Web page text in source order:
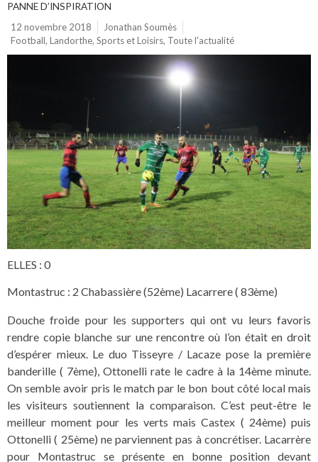
PANNE D’INSPIRATION
12 novembre 2018
Jonathan Soumès
Football, Landorthe, Sports et Loisirs, Toute l'actualité
ELLES : 0
Montastruc : 2 Chabassière (52ème) Lacarrere ( 83ème)
Douche froide pour les supporters qui ont vu leurs favoris
rendre copie blanche sur une rencontre où l’on était en droit
d’espérer mieux. Le duo Tisseyre / Lacaze pose la première
banderille ( 7ème), Ottonelli rate le cadre à la 14ème minute.
On semble avoir pris le match par le bon bout côté local mais
les visiteurs soutiennent la comparaison. C’est peut-être le
meilleur moment pour les verts mais Castex ( 24ème) puis
Ottonelli ( 25ème) ne parviennent pas à concrétiser. Lacarrère
pour Montastruc se présente en bonne position devant